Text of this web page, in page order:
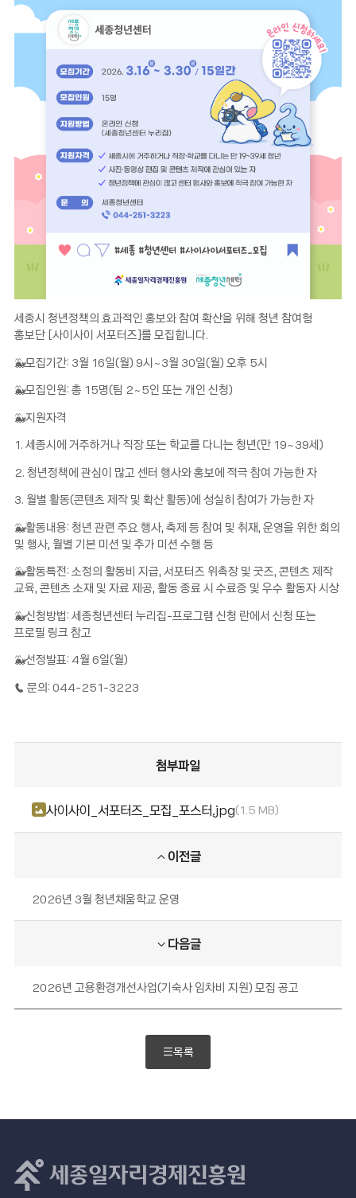
세종시 청년정책의 효과적인 홍보와 참여 확산을 위해 청년 참여형
홍보단 [사이사이 서포터즈]를 모집합니다.
🐳모집기간: 3월 16일(월) 9시~3월 30일(월) 오후 5시
🐳모집인원: 총 15명(팀 2~5인 또는 개인 신청)
🐳지원자격
1. 세종시에 거주하거나 직장 또는 학교를 다니는 청년(만 19~39세)
2. 청년정책에 관심이 많고 센터 행사와 홍보에 적극 참여 가능한 자
3. 월별 활동(콘텐츠 제작 및 확산 활동)에 성실히 참여가 가능한 자
🐳활동내용: 청년 관련 주요 행사, 축제 등 참여 및 취재, 운영을 위한 회의
및 행사, 월별 기본 미션 및 추가 미션 수행 등
🐳활동특전: 소정의 활동비 지급, 서포터즈 위촉장 및 굿즈, 콘텐츠 제작
교육, 콘텐츠 소재 및 자료 제공, 활동 종료 시 수료증 및 우수 활동자 시상
🐳신청방법: 세종청년센터 누리집-프로그램 신청 란에서 신청 또는
프로필 링크 참고
🐳선정발표: 4월 6일(월)
☎️ 문의: 044-251-3223
첨부파일
사이사이_서포터즈_모집_포스터.jpg 1.5 MB
이전글
2026년 3월 청년채움학교 운영
다음글
2026년 고용환경개선사업(기숙사 임차비 지원) 모집 공고
목록